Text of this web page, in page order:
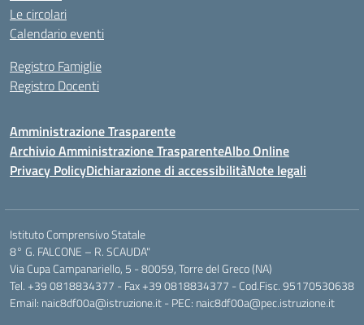
Le circolari
Calendario eventi
Registro Famiglie
Registro Docenti
Amministrazione Trasparente
Archivio Amministrazione TrasparenteAlbo Online
Privacy PolicyDichiarazione di accessibilitàNote legali
Istituto Comprensivo Statale
8° G. FALCONE – R. SCAUDA"
Via Cupa Campanariello, 5 - 80059, Torre del Greco (NA)
Tel. +39 0818834377 - Fax +39 0818834377 - Cod.Fisc. 95170530638
Email: naic8df00a@istruzione.it - PEC: naic8df00a@pec.istruzione.it